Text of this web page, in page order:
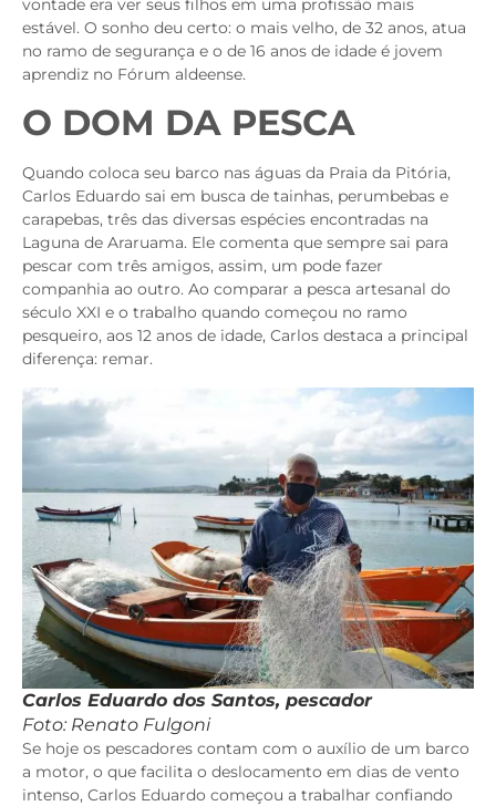
vontade era ver seus filhos em uma profissão mais
estável. O sonho deu certo: o mais velho, de 32 anos, atua
no ramo de segurança e o de 16 anos de idade é jovem
aprendiz no Fórum aldeense.
O DOM DA PESCA
Quando coloca seu barco nas águas da Praia da Pitória,
Carlos Eduardo sai em busca de tainhas, perumbebas e
carapebas, três das diversas espécies encontradas na
Laguna de Araruama. Ele comenta que sempre sai para
pescar com três amigos, assim, um pode fazer
companhia ao outro. Ao comparar a pesca artesanal do
século XXI e o trabalho quando começou no ramo
pesqueiro, aos 12 anos de idade, Carlos destaca a principal
diferença: remar.
Carlos Eduardo dos Santos, pescador
Foto: Renato Fulgoni
Se hoje os pescadores contam com o auxílio de um barco
a motor, o que facilita o deslocamento em dias de vento
intenso, Carlos Eduardo começou a trabalhar confiando